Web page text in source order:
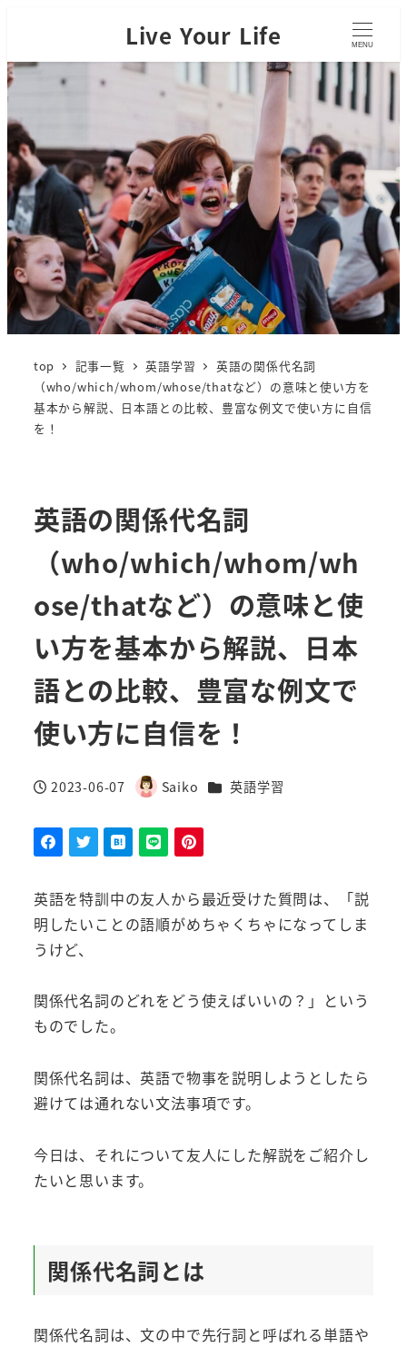
Live Your Life MENU
top 記事一覧 英語学習
英語の関係代名詞
（who/which/whom/whose/thatなど）の意味と使い方を
基本から解説、日本語との比較、豊富な例文で使い方に自信
を！
英語の関係代名詞
（who/which/whom/wh
ose/thatなど）の意味と使
い方を基本から解説、日本
語との比較、豊富な例文で
使い方に自信を！
投稿日
2023-06-07
著
Saiko カテゴリー
英語学習
英語を特訓中の友人から最近受けた質問は、「説
明したいことの語順がめちゃくちゃになってしま
うけど、
関係代名詞のどれをどう使えばいいの？」という
ものでした。
関係代名詞は、英語で物事を説明しようとしたら
避けては通れない文法事項です。
今日は、それについて友人にした解説をご紹介し
たいと思います。
関係代名詞とは
関係代名詞は、文の中で先行詞と呼ばれる単語や